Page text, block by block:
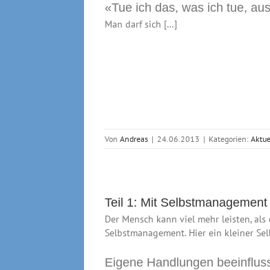
«Tue ich das, was ich tue,
Man darf sich […]
Von Andreas | 24.06.2013 | Kategorien:
Teil 1: Mit
Der Mensch kann viel mehr leisten,
Selbstmanagement. Hier ein kleiner
Eigene Handlungen